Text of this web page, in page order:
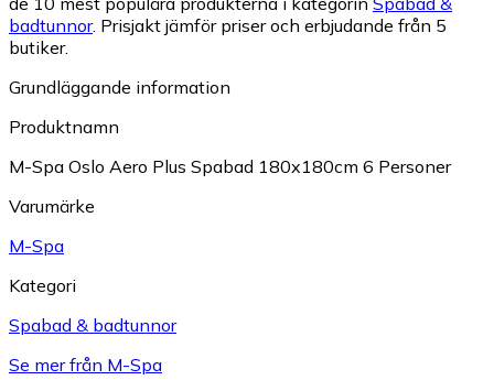
badtunnor. Prisjakt jämför priser och erbjudande från 5
butiker.
Grundläggande information
Produktnamn
M-Spa Oslo Aero Plus Spabad 180x180cm 6 Personer
Varumärke
M-Spa
Kategori
Spabad & badtunnor
Se mer från M-Spa